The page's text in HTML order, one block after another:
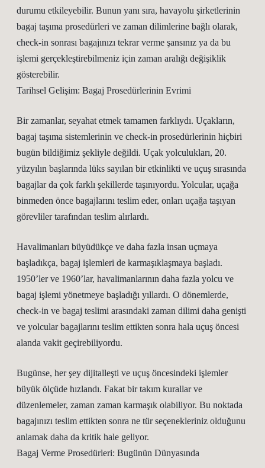
durumu etkileyebilir. Bunun yanı sıra, havayolu şirketlerinin
bagaj taşıma prosedürleri ve zaman dilimlerine bağlı olarak,
check-in sonrası bagajınızı tekrar verme şansınız ya da bu
işlemi gerçekleştirebilmeniz için zaman aralığı değişiklik
gösterebilir.
Tarihsel Gelişim: Bagaj Prosedürlerinin Evrimi
Bir zamanlar, seyahat etmek tamamen farklıydı. Uçakların,
bagaj taşıma sistemlerinin ve check-in prosedürlerinin hiçbiri
bugün bildiğimiz şekliyle değildi. Uçak yolculukları, 20.
yüzyılın başlarında lüks sayılan bir etkinlikti ve uçuş sırasında
bagajlar da çok farklı şekillerde taşınıyordu. Yolcular, uçağa
binmeden önce bagajlarını teslim eder, onları uçağa taşıyan
görevliler tarafından teslim alırlardı.
Havalimanları büyüdükçe ve daha fazla insan uçmaya
başladıkça, bagaj işlemleri de karmaşıklaşmaya başladı.
1950’ler ve 1960’lar, havalimanlarının daha fazla yolcu ve
bagaj işlemi yönetmeye başladığı yıllardı. O dönemlerde,
check-in ve bagaj teslimi arasındaki zaman dilimi daha genişti
ve yolcular bagajlarını teslim ettikten sonra hala uçuş öncesi
alanda vakit geçirebiliyordu.
Bugünse, her şey dijitalleşti ve uçuş öncesindeki işlemler
büyük ölçüde hızlandı. Fakat bir takım kurallar ve
düzenlemeler, zaman zaman karmaşık olabiliyor. Bu noktada
bagajınızı teslim ettikten sonra ne tür seçenekleriniz olduğunu
anlamak daha da kritik hale geliyor.
Bagaj Verme Prosedürleri: Bugünün Dünyasında